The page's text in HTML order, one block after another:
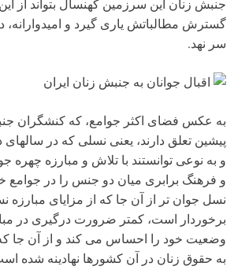
جنبش زنان این سرزمین کهنسال بتواند از
گسترش مطالباتش یاری گیرد و
سر نهد.
اقبال جوانان به جنبش زنان ایران
به عکس فضای اکثر جوامع، که کنشگران
و به نوعی توانستند با تلاش و مبارزه چهره
و فرهنگ برابری میان دو جنس را در جوامع
نسل جوان تر از آن جا که از مزایای مبارزه
برخوردار است، کمتر ضرورت درگیری در
وضعیت خود را احساس می کند و از آن جا
به حقوق زنان در آن کشورها نهادینه شده